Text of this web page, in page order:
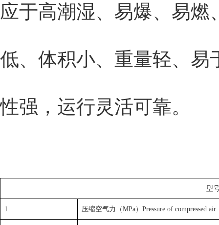
应于高潮湿、易爆、易
低、体积小、重量轻、易
性强，运行灵活可靠。
型
1 压缩空气力（MPa）Pressure of compressed air